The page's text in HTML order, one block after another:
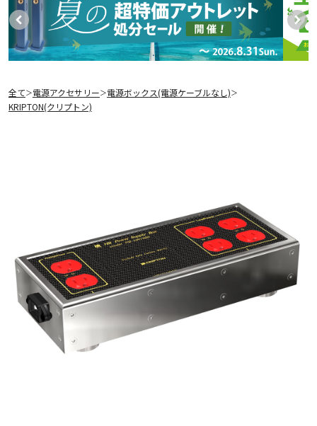
全て＞電源アクセサリー＞電源ボックス(電源ケーブルなし)＞
KRIPTON(クリプトン)